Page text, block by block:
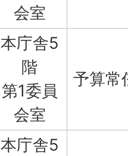
会室
本庁舎5
階
第1委員
会室
予算常
本庁舎5